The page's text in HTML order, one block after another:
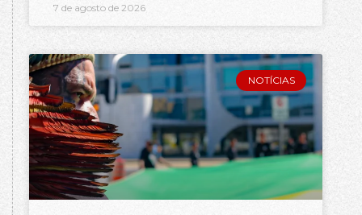
7 de agosto de 2026
NOTÍCIAS